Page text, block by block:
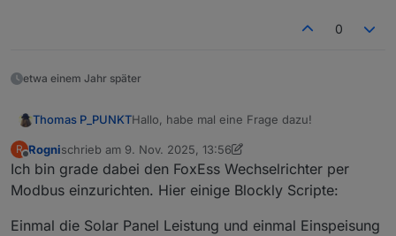
0
etwa einem Jahr später
Thomas P_PUNKTHallo, habe mal eine Frage dazu!
Sind die Zusatzgeräte erforderlich oder
kann man den WR direkt anzapfen?
Gruß
R
Offline
Rognischrieb am 9. Nov. 2025, 13:56
zuletzt editiert von Rogni 11. Okt. 2025, 09:01
Ich bin grade dabei den FoxEss Wechselrichter per
Modbus einzurichten. Hier einige Blockly Scripte:
Einmal die Solar Panel Leistung und einmal Einspeisung